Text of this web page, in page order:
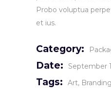
Probo voluptua
et ius.
Category:
Date: September
Tags: Art Branding